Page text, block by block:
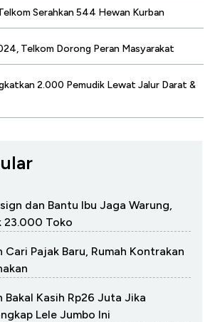
Serahkan 544 Hewan Kurban
Telkom Dorong Peran Masyarakat
2.000 Pemudik Lewat Jalur Darat &
dan Bantu Ibu Jaga Warung,
23.000 Toko
Cari Pajak Baru, Rumah Kontrakan
Bakal Kasih Rp26 Juta Jika
Lele Jumbo Ini